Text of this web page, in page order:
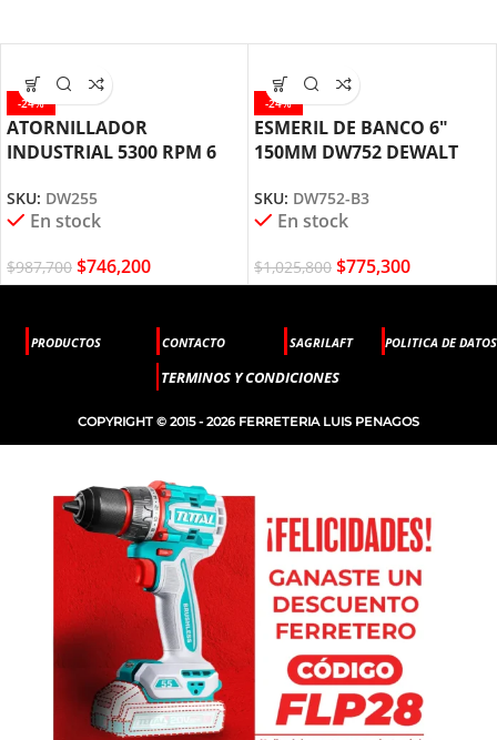
-24%
ATORNILLADOR
INDUSTRIAL 5300 RPM 6
SKU: DW255
En stock
$987,700 $746,200
-24%
ESMERIL DE BANCO 6″
150MM DW752 DEWALT
SKU: DW752-B3
En stock
$1,025,800 $775,300
PRODUCTOS CONTACTO SAGRILAFT POLITICA DE DATOS
TERMINOS Y CONDICIONES
COPYRIGHT © 2015 - 2026 FERRETERIA LUIS PENAGOS